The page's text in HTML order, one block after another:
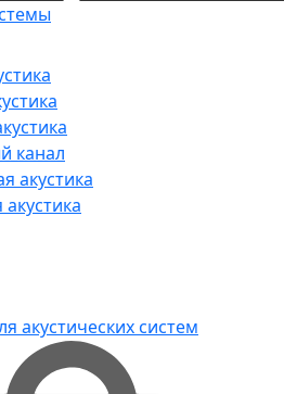
канал
акустика
акустических систем